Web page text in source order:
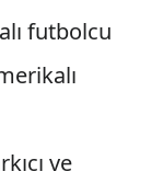
futbolcu
ve